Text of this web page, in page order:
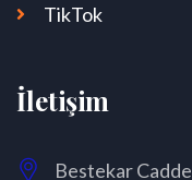
TikTok
İletişim
Bestekar